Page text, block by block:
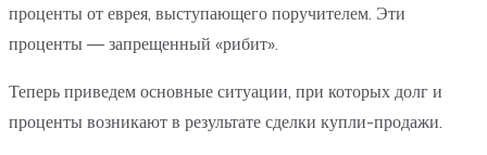
проценты от еврея, выступающего поручителем. Эти
проценты — запрещенный «рибит».
Теперь приведем основные ситуации, при которых долг и
проценты возникают в результате сделки купли-продажи.